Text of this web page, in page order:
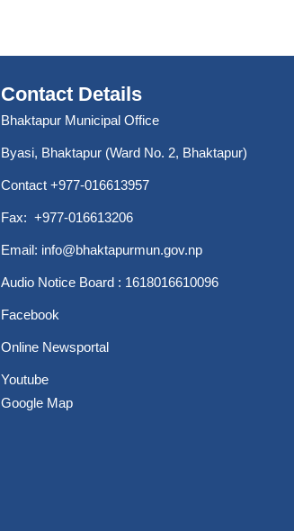
Contact Details
Bhaktapur Municipal Office
Byasi, Bhaktapur (Ward No. 2, Bhaktapur)
Contact +977-016613957
Fax: +977-016613206
Email: info@bhaktapurmun.gov.np
Audio Notice Board : 1618016610096
Facebook
Online Newsportal
Youtube
Google Map